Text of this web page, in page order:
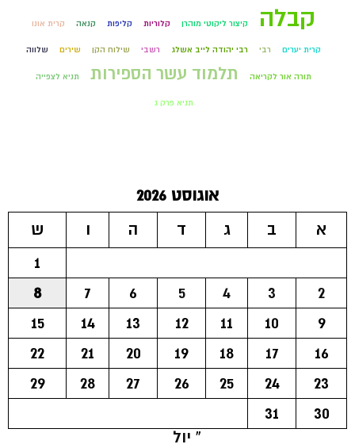
קבלה קיצור ליקוטי מוהרן קלוריות קליפות קנאה קרית אונו
קרית יערים רבי רבי יהודה לייב אשלג רשבי שילוח הקן שירים שלווה
תורה אור לקריאה תלמוד עשר הספירות תניא לצפייה
תניא פרק ג
אוגוסט 2026
א
ב ג ד ה ו
ש
1
2
3
4
5
6
7
8
9
10
11
12
13
14
15
16
17
18
19
20
21
22
23
24
25
26
27
28
29
30
31
« יול